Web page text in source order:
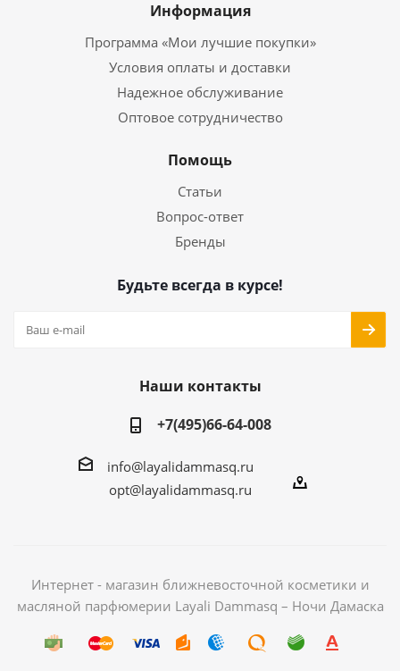
Информация
Программа «Мои лучшие покупки»
Условия оплаты и доставки
Надежное обслуживание
Оптовое сотрудничество
Помощь
Статьи
Вопрос-ответ
Бренды
Будьте всегда в курсе!
Наши контакты
+7(495)66-64-008
info@layalidammasq.ru
opt@layalidammasq.ru
Интернет - магазин ближневосточной косметики и
масляной парфюмерии Layali Dammasq – Ночи Дамаска